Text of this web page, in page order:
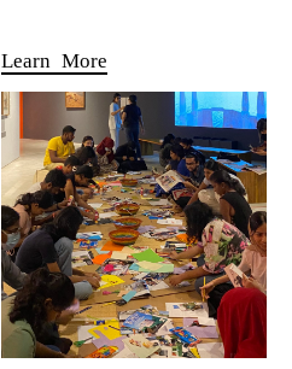
Learn More